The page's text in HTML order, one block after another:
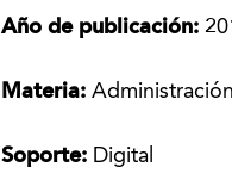
Año de publicación:
Materia:
Soporte: Digital